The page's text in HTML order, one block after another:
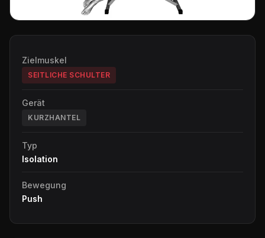
Zielmuskel
SEITLICHE SCHULTER
Gerät
KURZHANTEL
Typ
Isolation
Bewegung
Push